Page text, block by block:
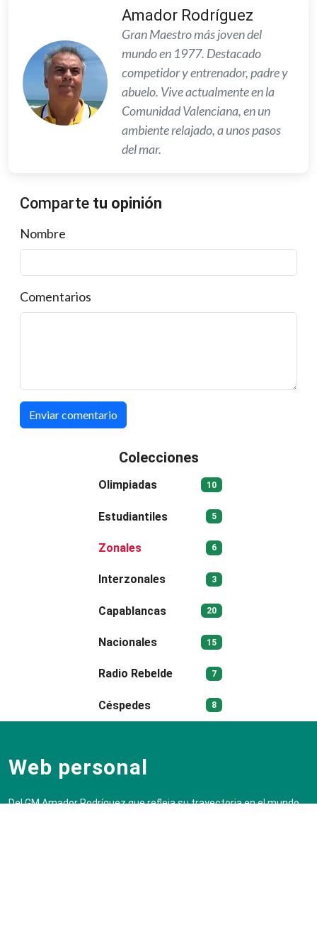
Amador Rodríguez
Gran Maestro más joven del
mundo en 1977. Destacado
competidor y entrenador, padre y
abuelo. Vive actualmente en la
Comunidad Valenciana, en un
ambiente relajado, a unos pasos
del mar.
Comparte tu opinión
Nombre
Comentarios
Enviar comentario
Colecciones
Olimpiadas 10
Estudiantiles 5
Zonales 6
Interzonales 3
Capablancas 20
Nacionales 15
Radio Rebelde 7
Céspedes 8
Web personal
Del GM Amador Rodríguez que refleja su trayectoria en el mundo